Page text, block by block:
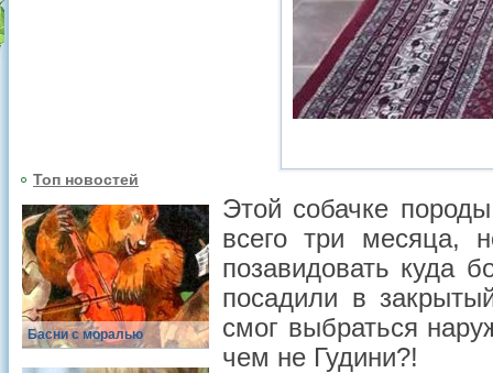
Топ новостей
Басни с моралью
Этой собачке
всего три месяца,
позавидовать куда
посадили в
смог выбраться
чем не Гудини?!